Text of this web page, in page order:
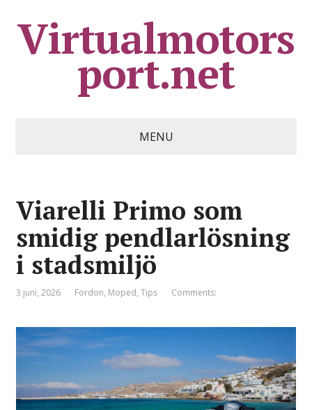
Virtualmotors
port.net
MENU
Viarelli Primo som
smidig pendlarlösning
i stadsmiljö
3 juni, 2026 Fordon, Moped,Tips Comments: